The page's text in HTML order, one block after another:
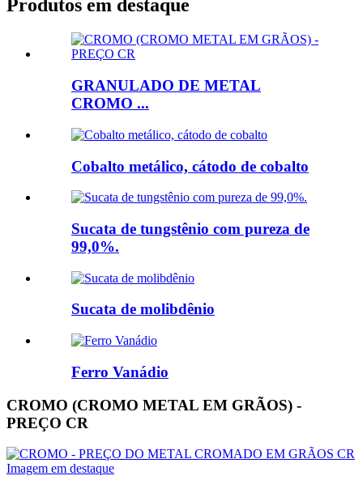
Produtos em destaque
GRANULADO DE METAL
CROMO ...
Cobalto metálico, cátodo de cobalto
Sucata de tungstênio com pureza de
99,0%.
Sucata de molibdênio
Ferro Vanádio
CROMO (CROMO METAL EM GRÃOS) -
PREÇO CR